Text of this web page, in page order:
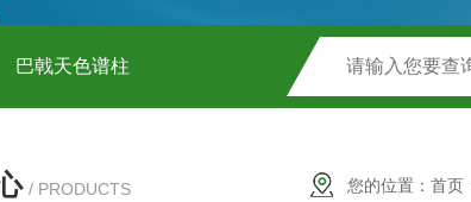
巴戟天色谱柱
COSMOSIL 1.8PBr色谱柱
/ PRODUCTS 您的位置：首页